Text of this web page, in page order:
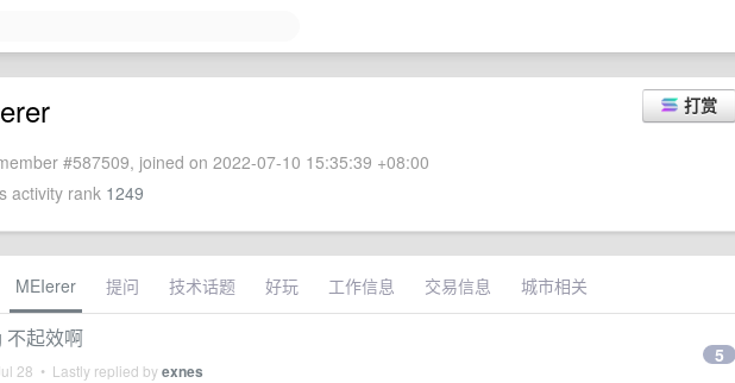
打赏
#587509, joined on 2022-07-10 15:35:39 +08:00
activity rank 1249
MEIerer 提问 技术话题 好玩 工作信息 交易信息 城市相关
不起效啊
28 • Lastly replied byexnes
5